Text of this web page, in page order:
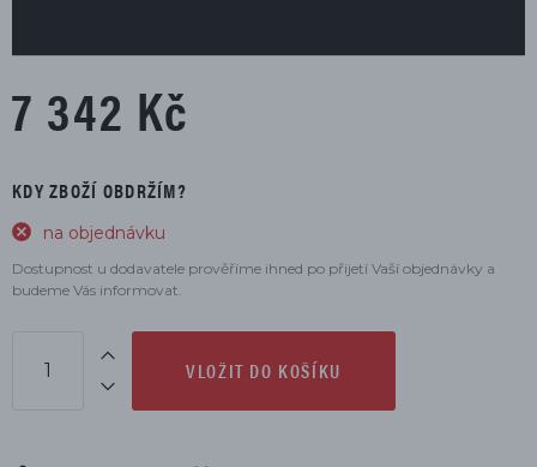
7 342 Kč
KDY ZBOŽÍ OBDRŽÍM?
na objednávku
Dostupnost u dodavatele prověříme ihned po přijetí Vaší objednávky a
budeme Vás informovat.
VLOŽIT DO KOŠÍKU